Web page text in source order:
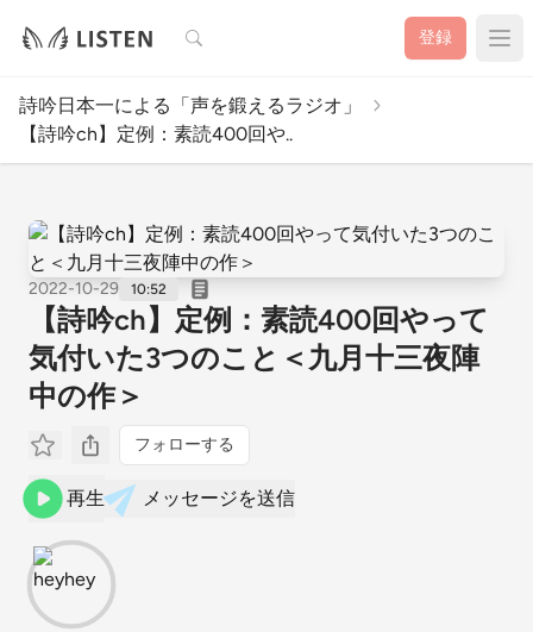
検索 登録
詩吟日本一による「声を鍛えるラジオ」
【詩吟ch】定例：素読400回や..
2022-10-29 10:52
【詩吟ch】定例：素読400回やって
気付いた3つのこと＜九月十三夜陣
中の作＞
フォローする
再生 メッセージを送信